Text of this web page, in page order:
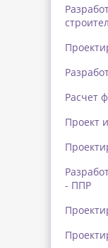
Расчет
Проект
- ППР